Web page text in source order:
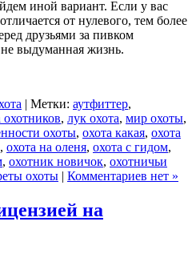
иной вариант. Если у вас
от нулевого, тем более
друзьями за пивком
не выдуманная жизнь.
| Метки: аутфиттер,
охотников, лук охота, мир охоты,
охоты, охота какая, охота
, охота на оленя, охота с гидом,
, охотник новичок, охотничьи
охоты | Комментариев нет »
на